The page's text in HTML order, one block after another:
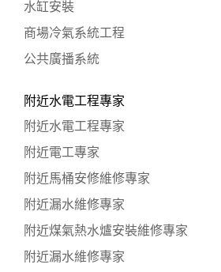
水缸安裝
商場冷氣系統工程
公共廣播系統
附近水電工程專家
附近水電工程專家
附近電工專家
附近馬桶安修維修專家
附近漏水維修專家
附近煤氣熱水爐安裝維修專家
附近漏水維修專家